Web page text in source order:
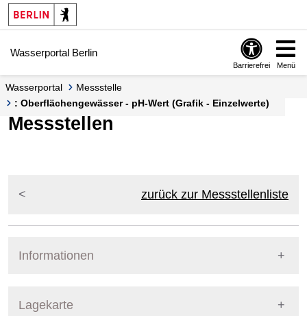
Springe zur Navigation
Springe zum Inhalt
Wasserportal Berlin
Barrierefrei Menü
Wasserportal
Messstelle
: Oberflächengewässer - pH-Wert (Grafik - Einzelwerte)
Messstellen
zurück zur Messstellenliste
Informationen
Lagekarte